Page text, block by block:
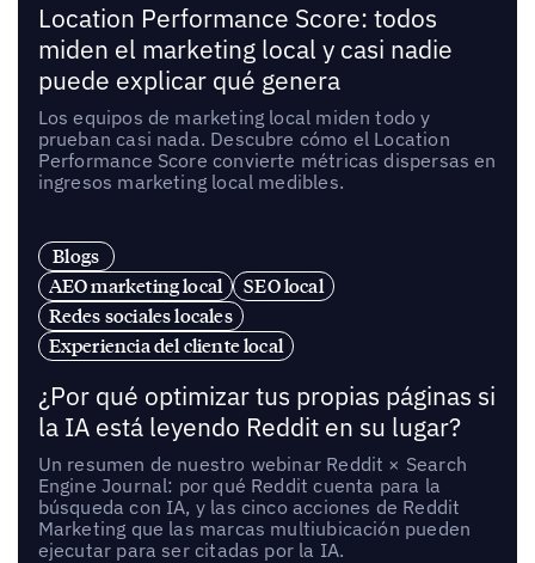
Location Performance Score: todos
miden el marketing local y casi nadie
puede explicar qué genera
Los equipos de marketing local miden todo y
prueban casi nada. Descubre cómo el Location
Performance Score convierte métricas dispersas en
ingresos marketing local medibles.
Blogs
AEO marketing local
SEO local
Redes sociales locales
Experiencia del cliente local
¿Por qué optimizar tus propias páginas si
la IA está leyendo Reddit en su lugar?
Un resumen de nuestro webinar Reddit × Search
Engine Journal: por qué Reddit cuenta para la
búsqueda con IA, y las cinco acciones de Reddit
Marketing que las marcas multiubicación pueden
ejecutar para ser citadas por la IA.